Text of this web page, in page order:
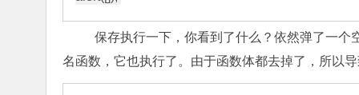
保存执行一下，你看到了什么？依然弹了一
名函数，它也执行了。由于函数体都去掉了，所以